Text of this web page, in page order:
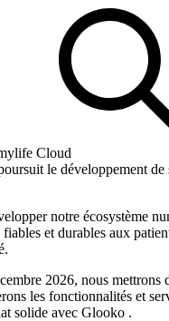
Cloud
le développement de
notre écosystème
et durables aux
2026, nous mettrons
les fonctionnalités et
solide avec Glooko .